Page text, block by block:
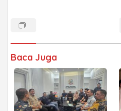
Baca Juga